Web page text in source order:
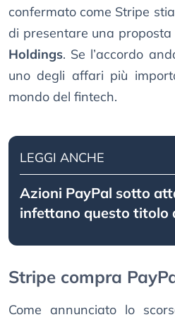
confermato come Stripe
di presentare una
Holdings. Se l’accordo
uno degli affari più
mondo del fintech.
LEGGI ANCHE
Azioni PayPal sotto
infettano questo titolo
Stripe compra
Come annunciato lo